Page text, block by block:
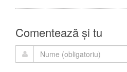
Comentează și tu